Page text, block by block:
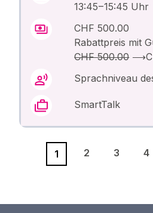
13:45 – 15:45 Uhr
CHF 500.00
Rabattpreis mit
CHF 500.00⟶
Sprachniveau
SmartTalk
1 2 3 4